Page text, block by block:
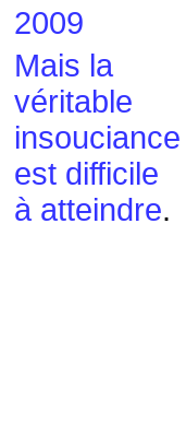
2009
Mais la
véritable
insouciance
est difficile
à atteindre.